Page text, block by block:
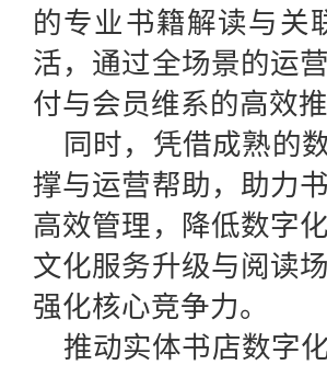
的专业书籍解读与关
活，通过全场景的运
付与会员维系的高效推
同时，凭借成熟的
撑与运营帮助，助力
高效管理，降低数字
文化服务升级与阅读
强化核心竞争力。
推动实体书店数字